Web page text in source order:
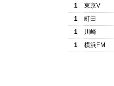
1
東京V
1
町田
1
川崎
1
横浜FM